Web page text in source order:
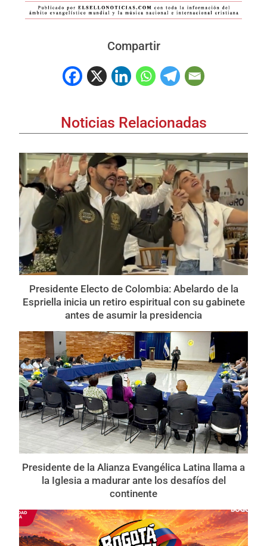
Compartir
Noticias Relacionadas
Presidente Electo de Colombia: Abelardo de la
Espriella inicia un retiro espiritual con su gabinete
antes de asumir la presidencia
Presidente de la Alianza Evangélica Latina llama a
la Iglesia a madurar ante los desafíos del
continente